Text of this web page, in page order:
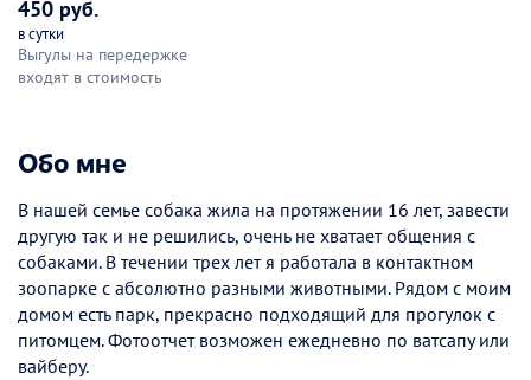
450 руб.
в сутки
Выгулы на передержке
входят в стоимость
Обо мне
В нашей семье собака жила на протяжении 16 лет, завести
другую так и не решились, очень не хватает общения с
собаками. В течении трех лет я работала в контактном
зоопарке с абсолютно разными животными. Рядом с моим
домом есть парк, прекрасно подходящий для прогулок с
питомцем. Фотоотчет возможен ежедневно по ватсапу или
вайберу.